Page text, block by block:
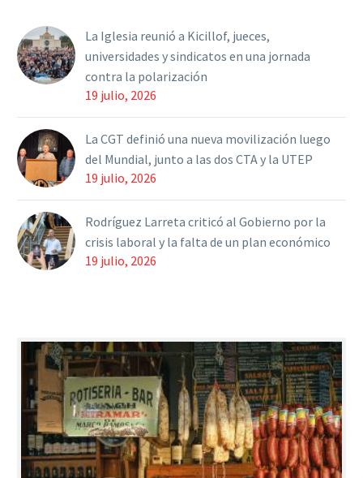
en…
La Iglesia reunió a Kicillof, jueces,
universidades y sindicatos en una jornada
contra la polarización
19 julio, 2026
La CGT definió una nueva movilización luego
del Mundial, junto a las dos CTA y la UTEP
19 julio, 2026
Rodríguez Larreta criticó al Gobierno por la
crisis laboral y la falta de un plan económico
19 julio, 2026